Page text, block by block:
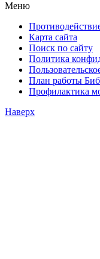
Меню
Карта сайта
Поиск по сайту
Политика
План работы
Профилактика
Наверх